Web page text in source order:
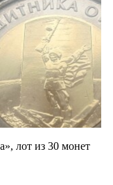
лот из 30 монет